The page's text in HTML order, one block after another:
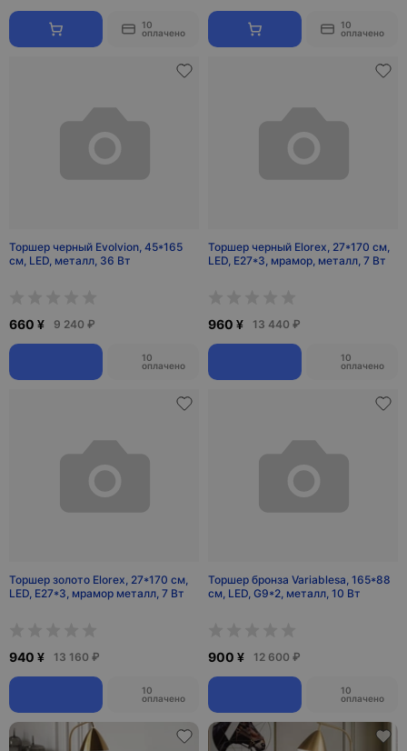
10
оплачено
10
оплачено
Торшер черный Evolvion, 45*165
см, LED, металл, 36 Вт
660 ¥ 9 240 ₽
10
оплачено
Торшер черный Elorex, 27*170 см,
LED, Е27*3, мрамор, металл, 7 Вт
960 ¥ 13 440 ₽
10
оплачено
Торшер золото Elorex, 27*170 см,
LED, Е27*3, мрамор металл, 7 Вт
940 ¥ 13 160 ₽
10
оплачено
Торшер бронза Variablesa, 165*88
см, LED, G9*2, металл, 10 Вт
900 ¥ 12 600 ₽
10
оплачено